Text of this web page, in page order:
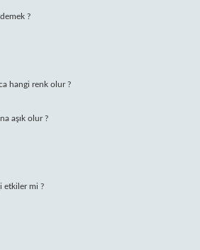
?
hangi renk olur ?
aşık olur ?
etkiler mi ?